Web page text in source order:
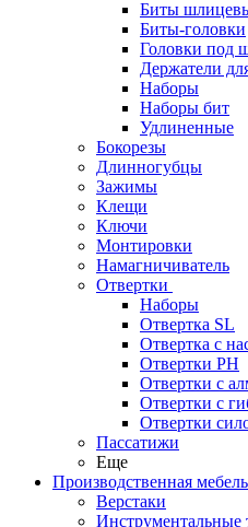
Биты
Биты-головки
Головки под
Держатели
Наборы
Наборы бит
Удлиненные
Бокорезы
Длинногубцы
Зажимы
Клещи
Ключи
Монтировки
Намагничиватель
Отвертки
Наборы
Отвертка SL
Отвертка с
Отвертки PH
Отвертки с
Отвертки с
Отвертки
Пассатижи
Еще
Производственная
Верстаки
Инструментальные